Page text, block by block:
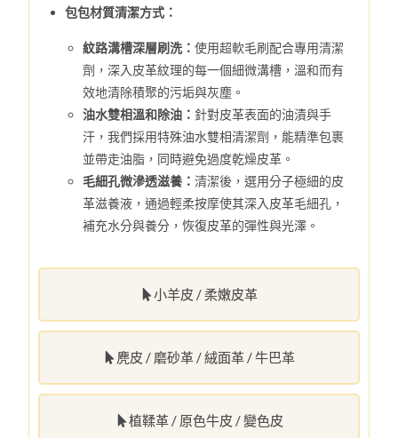
小羊皮 / 柔嫩皮革
麂皮 / 磨砂革 / 絨面革 / 牛巴革
植鞣革 / 原色牛皮 / 變色皮
包包材質清潔方式：
紋路溝槽深層刷洗：使用超軟毛刷配合專用清潔
劑，深入皮革紋理的每一個細微溝槽，溫和而有
效地清除積聚的污垢與灰塵。
油水雙相溫和除油： 針對皮革表面的油漬與手
汗，我們採用特殊油水雙相清潔劑，能精準包裹
並帶走油脂，同時避免過度乾燥皮革。
毛細孔微滲透滋養：清潔後，選用分子極細的皮
革滋養液，通過輕柔按摩使其深入皮革毛細孔，
補充水分與養分，恢復皮革的彈性與光澤。